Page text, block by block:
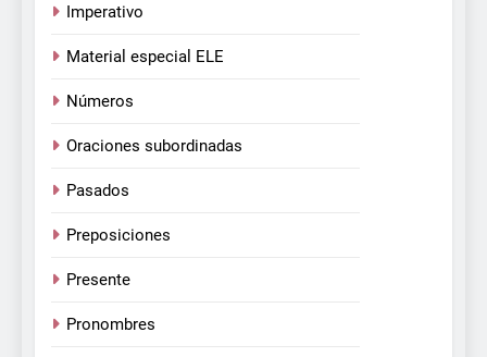
Imperativo
Material especial ELE
Números
Oraciones subordinadas
Pasados
Preposiciones
Presente
Pronombres